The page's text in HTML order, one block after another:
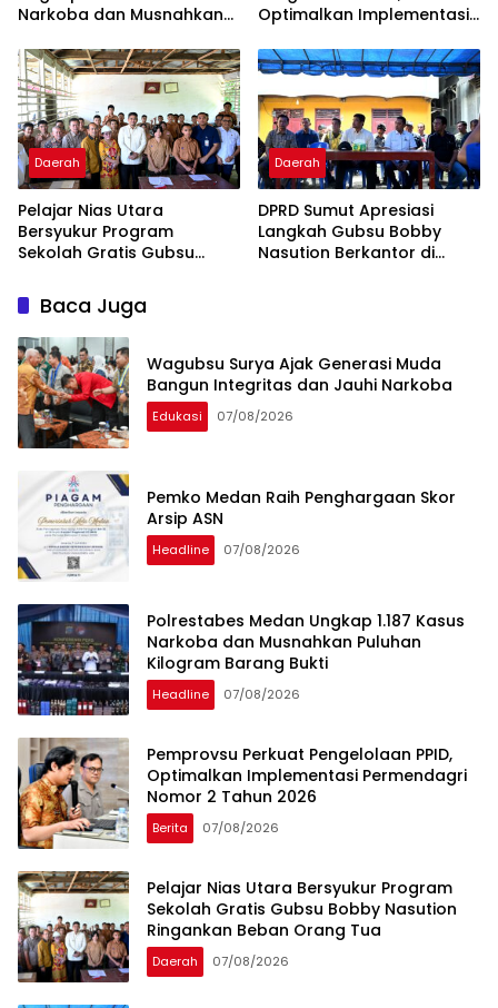
Narkoba dan Musnahkan
Bukti
Optimalkan Implementasi
Tahun 2026
Daerah
Pelajar Nias Utara
Bersyukur Program
Sekolah Gratis Gubsu
Beban Orang Tua
Daerah
DPRD Sumut Apresiasi
Langkah Gubsu Bobby
Nasution Berkantor di
Baca Juga
Wagubsu Surya Ajak Generasi Muda
Bangun Integritas dan Jauhi Narkoba
Edukasi 07/08/2026
Pemko Medan Raih Penghargaan Skor
Arsip ASN
Headline 07/08/2026
Polrestabes Medan Ungkap 1.187 Kasus
Narkoba dan Musnahkan Puluhan
Kilogram Barang Bukti
Headline 07/08/2026
Pemprovsu Perkuat Pengelolaan PPID,
Optimalkan Implementasi Permendagri
Nomor 2 Tahun 2026
Berita 07/08/2026
Pelajar Nias Utara Bersyukur Program
Sekolah Gratis Gubsu Bobby Nasution
Ringankan Beban Orang Tua
Daerah 07/08/2026